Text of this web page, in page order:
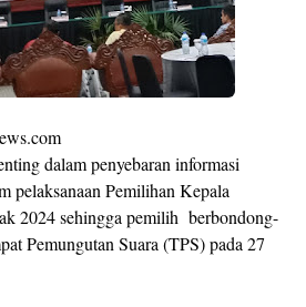
dalam penyebaran informasi
pelaksanaan Pemilihan Kepala
2024 sehingga pemilih berbondong-
Pemungutan Suara (TPS) pada 27